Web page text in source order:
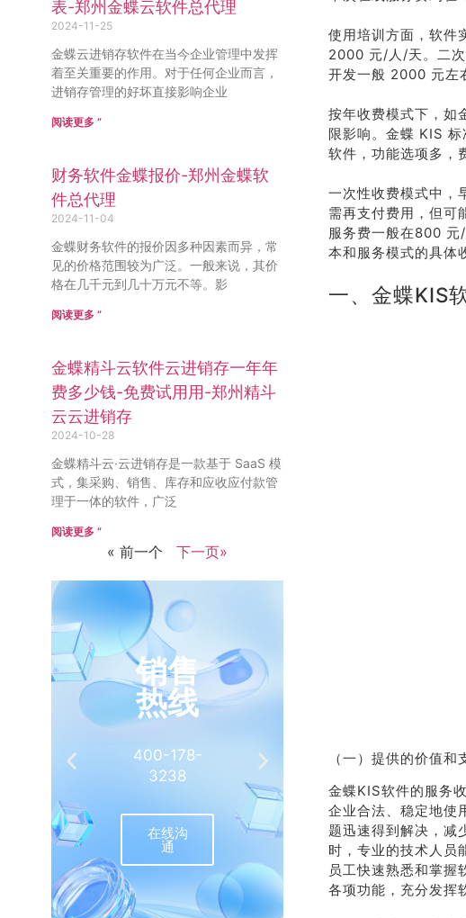
表-郑州金蝶云软件总代理
2024-11-25
金蝶云进销存软件在当今企业管理中发挥
着至关重要的作用。对于任何企业而言，
进销存管理的好坏直接影响企业
阅读更多 ”
财务软件金蝶报价-郑州金蝶软
件总代理
2024-11-04
金蝶财务软件的报价因多种因素而异，常
见的价格范围较为广泛。一般来说，其价
格在几千元到几十万元不等。影
阅读更多 ”
金蝶精斗云软件云进销存一年年
费多少钱-免费试用用-郑州精斗
云云进销存
2024-10-28
金蝶精斗云·云进销存是一款基于 SaaS 模
式，集采购、销售、库存和应收应付款管
理于一体的软件，广泛
阅读更多 ”
« 前一个 下一页»
销售
热线
400-178-
3238
在线沟
通
介绍客户豪礼
联系我
们
使用培训方面，软件
2000 元/人/天。二
开发一般 2000 元左
按年收费模式下，如
限影响。金蝶 KIS
软件，功能选项多，
一次性收费模式中，
需再支付费用，但可
服务费一般在800
本和服务模式的具体
一、金蝶KIS
（一）提供的价值和
金蝶KIS软件的服务
企业合法、稳定地使
题迅速得到解决，减
时，专业的技术人员
员工快速熟悉和掌握
各项功能，充分发挥